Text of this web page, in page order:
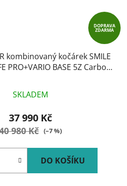
DOPRAVA
ZDARMA
kombinovaný kočárek SMILE
PRO+VARIO BASE 5Z Carbon
SKLADEM
37 990 Kč
980 Kč (–7 %)
DO KOŠÍKU